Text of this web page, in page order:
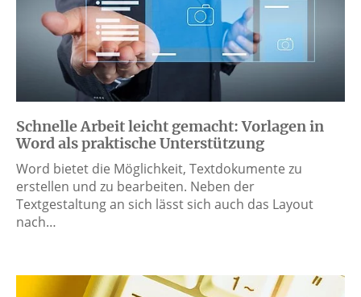
Schnelle Arbeit leicht gemacht: Vorlagen in
Word als praktische Unterstützung
Word bietet die Möglichkeit, Textdokumente zu
erstellen und zu bearbeiten. Neben der
Textgestaltung an sich lässt sich auch das Layout
nach…